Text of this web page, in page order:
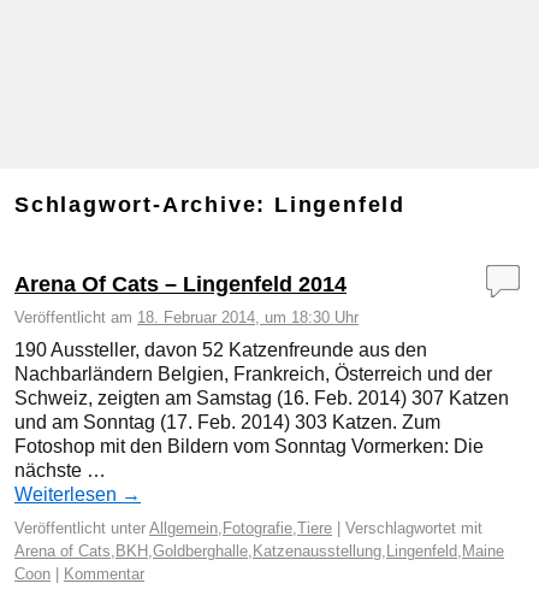
Schlagwort-Archive: Lingenfeld
Arena Of Cats – Lingenfeld 2014
Veröffentlicht am 18. Februar 2014, um 18:30 Uhr
190 Aussteller, davon 52 Katzenfreunde aus den
Nachbarländern Belgien, Frankreich, Österreich und der
Schweiz, zeigten am Samstag (16. Feb. 2014) 307 Katzen
und am Sonntag (17. Feb. 2014) 303 Katzen. Zum
Fotoshop mit den Bildern vom Sonntag Vormerken: Die
nächste …
Weiterlesen →
Veröffentlicht unter Allgemein Fotografie Tiere
Verschlagwortet mit
Arena of Cats BKH Goldberghalle Katzenausstellung Lingenfeld Maine
Coon
Kommentar